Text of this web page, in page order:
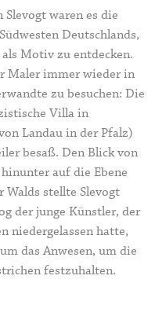
waren es die
Deutschlands,
Motiv zu entdecken.
Maler immer wieder in
zu besuchen: Die
Villa in
Landau in der Pfalz)
besaß. Den Blick von
auf die Ebene
Walds stellte Slevogt
der junge Künstler, der
niedergelassen hatte,
das Anwesen, um die
festzuhalten.